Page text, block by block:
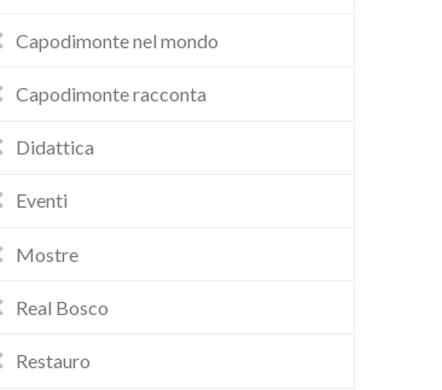
Capodimonte nel mondo
Capodimonte racconta
Didattica
Eventi
Mostre
Real Bosco
Restauro